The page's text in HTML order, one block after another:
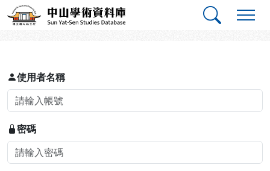
跳到主要內容
中山學術資料庫
登入
使用者名稱
密碼